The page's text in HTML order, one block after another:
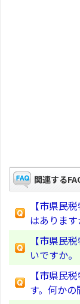
関連する
【市県民
はあります
【市県民
いですか。
【市県民
す。何かの